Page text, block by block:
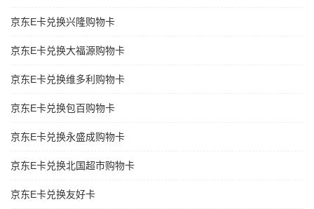
京东E卡兑换兴隆购物卡
京东E卡兑换大福源购物卡
京东E卡兑换维多利购物卡
京东E卡兑换包百购物卡
京东E卡兑换永盛成购物卡
京东E卡兑换北国超市购物卡
京东E卡兑换友好卡